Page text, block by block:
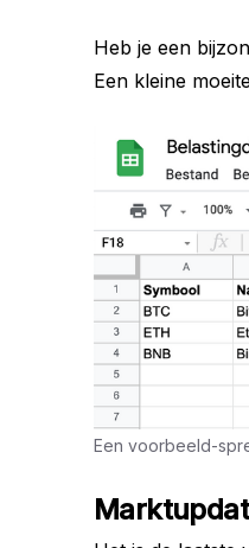
Heb je een
Een kleine
Een voorbeeld-